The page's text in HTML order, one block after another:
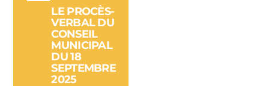
LE PROCÈS-
VERBAL DU
CONSEIL
MUNICIPAL
DU 18
SEPTEMBRE
2025